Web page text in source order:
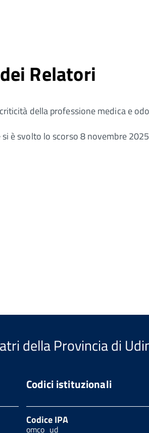
Relatori
della professione medica e
svolto lo scorso 8 novembre
della Provincia di
Codici istituzionali
Codice IPA
omco_ud